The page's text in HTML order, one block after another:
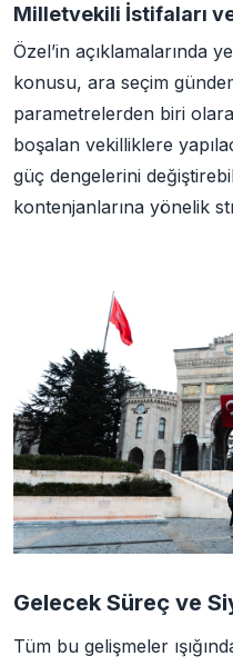
Milletvekili İstifaları
Özel’in açıklamalarında
konusu, ara seçim
parametrelerden biri
boşalan vekilliklere
güç dengelerini
kontenjanlarına yönelik
Gelecek Süreç ve
Tüm bu gelişmeler